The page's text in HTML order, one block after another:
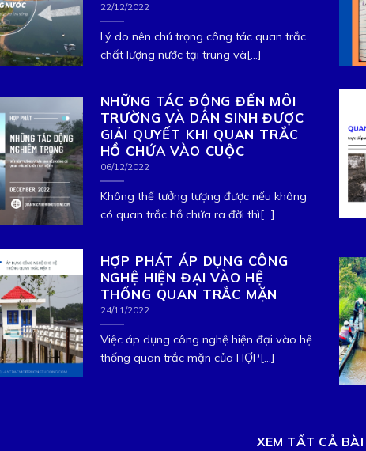
22/12/2022
Lý do nên chú trọng công tác quan trắc
chất lượng nước tại trung và[...]
NHỮNG TÁC ĐỘNG ĐẾN MÔI
TRƯỜNG VÀ DÂN SINH ĐƯỢC
GIẢI QUYẾT KHI QUAN TRẮC
HỒ CHỨA VÀO CUỘC
06/12/2022
Không thể tưởng tượng được nếu không
có quan trắc hồ chứa ra đời thì[...]
HỢP PHÁT ÁP DỤNG CÔNG
NGHỆ HIỆN ĐẠI VÀO HỆ
THỐNG QUAN TRẮC MẶN
24/11/2022
Việc áp dụng công nghệ hiện đại vào hệ
thống quan trắc mặn của HỢP[...]
XEM TẤT CẢ BÀI